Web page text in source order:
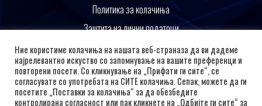
Политика за колачиња
Заштита на лични податоци
Поддржано од
Ние користиме колачиња на нашата веб-страназа да ви дадеме
најрелевантно искуство со запомнување на вашите преференци и
повторени посети. Со кликнување на „Прифати ги сите“, се
согласувате со употребата на СИТЕ колачиња. Сепак, можете да ги
посетите „Поставки за колачиња“ за да обезбедите
контролирана согласност или пак кликнете на „Одбијте ги сите“ за